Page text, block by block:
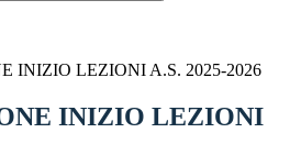
INIZIO LEZIONI A.S. 2025-2026
INIZIO LEZIONI